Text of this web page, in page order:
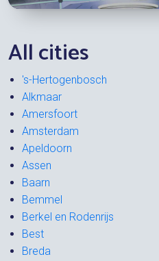
All cities
's-Hertogenbosch
Alkmaar
Amersfoort
Amsterdam
Apeldoorn
Assen
Baarn
Bemmel
Berkel en Rodenrijs
Best
Breda